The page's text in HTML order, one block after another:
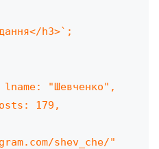
h3>`;
179,
shev_che/"